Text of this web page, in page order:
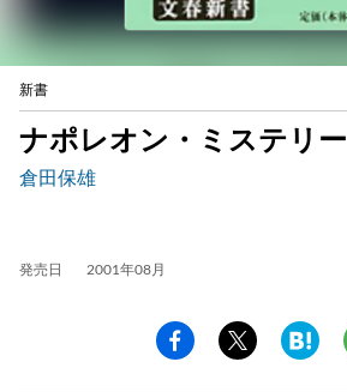
新書
ナポレオン・ミステリー
倉田保雄
発売日 2001年08月